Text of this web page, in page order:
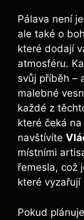
Pálava není
ale také o
které dodají
atmosféru.
svůj příběh –
malebné
každé z
které čeká
navštívíte
místními
řemesla, což
které
Pokud